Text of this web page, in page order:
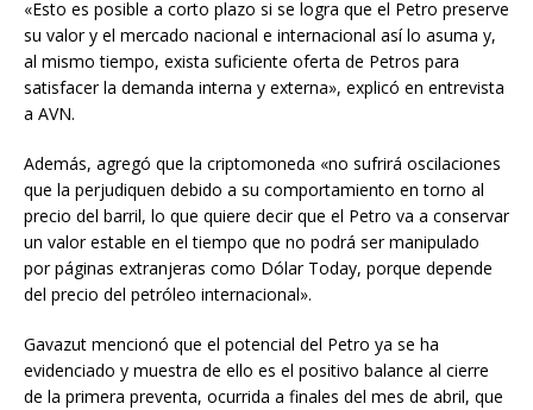
«Esto es posible a corto plazo si se logra que el Petro preserve
su valor y el mercado nacional e internacional así lo asuma y,
al mismo tiempo, exista suficiente oferta de Petros para
satisfacer la demanda interna y externa», explicó en entrevista
a AVN.
Además, agregó que la criptomoneda «no sufrirá oscilaciones
que la perjudiquen debido a su comportamiento en torno al
precio del barril, lo que quiere decir que el Petro va a conservar
un valor estable en el tiempo que no podrá ser manipulado
por páginas extranjeras como Dólar Today, porque depende
del precio del petróleo internacional».
Gavazut mencionó que el potencial del Petro ya se ha
evidenciado y muestra de ello es el positivo balance al cierre
de la primera preventa, ocurrida a finales del mes de abril, que